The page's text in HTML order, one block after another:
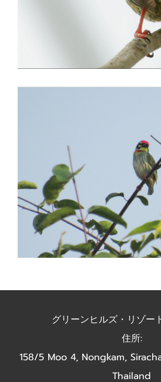
グリーンヒルズ・リゾー
住所:
158/5 Moo 4, Nongkam,
Thailand